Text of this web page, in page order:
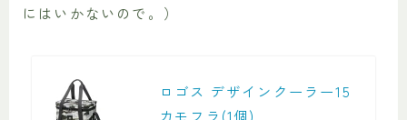
にはいかないので。）
ロゴス デザインクーラー15
カモフラ(1個)